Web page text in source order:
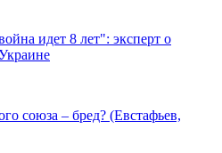
идет 8 лет": эксперт о
союза – бред? (Евстафьев,